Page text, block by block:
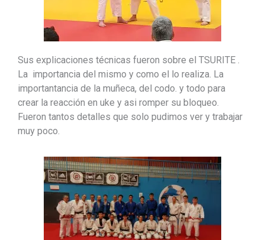
Sus explicaciones técnicas fueron sobre el TSURITE .
La importancia del mismo y como el lo realiza. La
importantancia de la muñeca, del codo. y todo para
crear la reacción en uke y asi romper su bloqueo.
Fueron tantos detalles que solo pudimos ver y trabajar
muy poco.